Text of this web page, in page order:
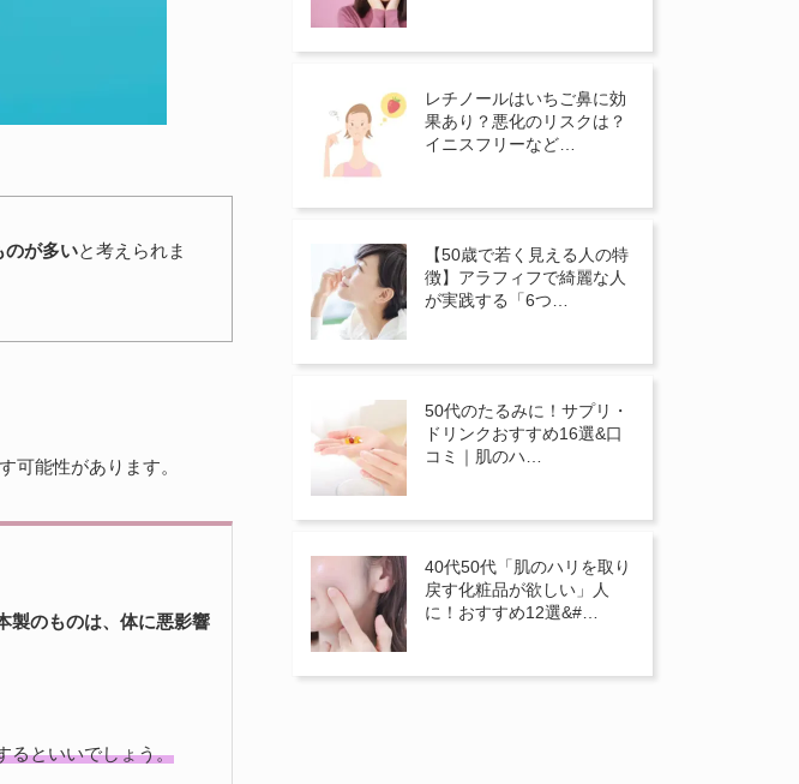
のが多いと考えられま
可能性があります。
製のものは、体に悪影響
るといいでしょう。
レチノールはいちご鼻に効
果あり？悪化のリスクは？
イニスフリーなど…
【50歳で若く見える人の特
徴】アラフィフで綺麗な人
が実践する「6つ…
50代のたるみに！サプリ・
ドリンクおすすめ16選&口
コミ｜肌のハ…
40代50代「肌のハリを取り
戻す化粧品が欲しい」人
に！おすすめ12選&#…